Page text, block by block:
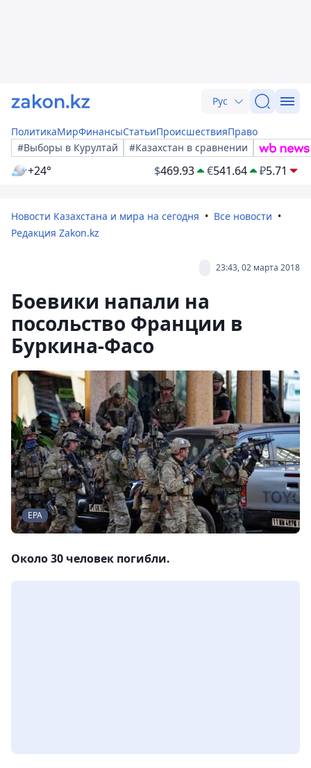
Рус
ПолитикаМирФинансыСтатьиПроисшествияПраво
#Выборы в Курултай
#Казахстан в сравнении
+24° $469.93 €541.64 ₽5.71
Новости Казахстана и мира на сегодня
Все новости
Редакция Zakon.kz
23:43, 02 марта 2018
Боевики напали на
посольство Франции в
Буркина-Фасо
EPA
Около 30 человек погибли.